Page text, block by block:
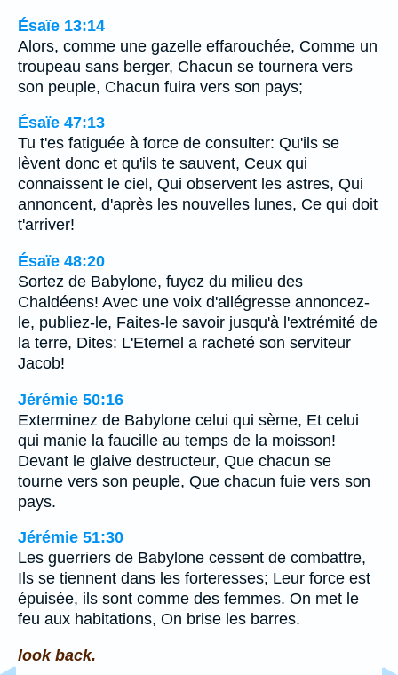
Ésaïe 13:14
Alors, comme une gazelle effarouchée, Comme un
troupeau sans berger, Chacun se tournera vers
son peuple, Chacun fuira vers son pays;
Ésaïe 47:13
Tu t'es fatiguée à force de consulter: Qu'ils se
lèvent donc et qu'ils te sauvent, Ceux qui
connaissent le ciel, Qui observent les astres, Qui
annoncent, d'après les nouvelles lunes, Ce qui doit
t'arriver!
Ésaïe 48:20
Sortez de Babylone, fuyez du milieu des
Chaldéens! Avec une voix d'allégresse annoncez-
le, publiez-le, Faites-le savoir jusqu'à l'extrémité de
la terre, Dites: L'Eternel a racheté son serviteur
Jacob!
Jérémie 50:16
Exterminez de Babylone celui qui sème, Et celui
qui manie la faucille au temps de la moisson!
Devant le glaive destructeur, Que chacun se
tourne vers son peuple, Que chacun fuie vers son
pays.
Jérémie 51:30
Les guerriers de Babylone cessent de combattre,
Ils se tiennent dans les forteresses; Leur force est
épuisée, ils sont comme des femmes. On met le
feu aux habitations, On brise les barres.
look back.